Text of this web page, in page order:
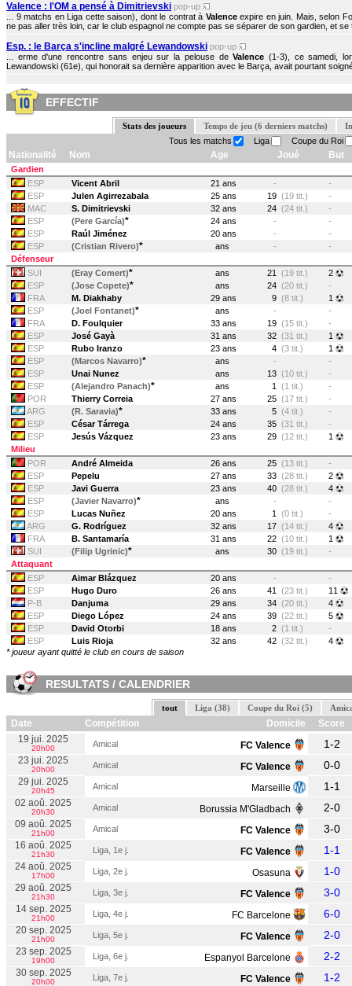
Valence : l'OM a pensé à Dimitrievski pop-up
... 9 matchs en Liga cette saison), dont le contrat à Valenceexpire en juin. Mais, selon
ne pas aller très loin, car le club espagnol ne compte pas se séparer de son gardien, et
Esp. : le Barça s'incline malgré Lewandowski pop-up
... erme d'une rencontre sans enjeu sur la pelouse deValence (1-3), ce samedi,
Lewandowski (61e), qui honorait sa dernière apparition avec le Barça, avait pourtant
EFFECTIF
Stats des joueurs Temps de jeu (6 derniers matchs)
Tous les matchs
Liga Coupe du Roi
Nationalité Nom Age Joué But
Gardien
ESP
Vicent Abril 21 ans -
-
ESP
Julen Agirrezabala 25 ans 19 (19 tit.)
-
MAC
S. Dimitrievski 32 ans 24 (24 tit.)
-
ESP
(Pere García)* 24 ans -
-
ESP
Raúl Jiménez 20 ans -
-
ESP
(Cristian Rivero)* ans -
-
Défenseur
SUI
(Eray Comert)* ans 21 (19 tit.)
2
ESP
(Jose Copete)* ans 24 (20 tit.)
-
FRA
M. Diakhaby 29 ans 9 (8 tit.)
1
ESP
(Joel Fontanet)* ans -
-
FRA
D. Foulquier 33 ans 19 (15 tit.)
-
ESP
José Gayà 31 ans 32 (31 tit.)
1
ESP
Rubo Iranzo 23 ans 4 (3 tit.)
1
ESP
(Marcos Navarro)* ans -
-
ESP
Unai Nunez ans 13 (10 tit.)
-
ESP
(Alejandro Panach)* ans 1 (1 tit.)
-
POR
Thierry Correia 27 ans 25 (17 tit.)
-
ARG
(R. Saravia)* 33 ans 5 (4 tit.)
-
ESP
César Tárrega 24 ans 35 (31 tit.)
-
ESP
Jesús Vázquez 23 ans 29 (12 tit.)
1
Milieu
POR
André Almeida 26 ans 25 (13 tit.)
-
ESP
Pepelu 27 ans 33 (28 tit.)
2
ESP
Javi Guerra 23 ans 40 (28 tit.)
4
ESP
(Javier Navarro)* ans -
-
ESP
Lucas Nuñez 20 ans 1 (0 tit.)
-
ARG
G. Rodríguez 32 ans 17 (14 tit.)
4
FRA
B. Santamaría 31 ans 22 (10 tit.)
1
SUI
(Filip Ugrinic)* ans 30 (19 tit.)
-
Attaquant
ESP
Aimar Blázquez 20 ans -
-
ESP
Hugo Duro 26 ans 41 (23 tit.)
11
P-B
Danjuma 29 ans 34 (20 tit.)
4
ESP
Diego López 24 ans 39 (22 tit.)
5
ESP
David Otorbi 18 ans 2 (1 tit.)
-
ESP
Luis Rioja 32 ans 42 (32 tit.)
4
* joueur ayant quitté le club en cours de saison
RESULTATS / CALENDRIER
tout Liga (38) Coupe du Roi (5)
Date Compétition Domicile
Score
19 jui. 2025
20h00 Amical FC Valence 1-2
23 jui. 2025
20h00 Amical FC Valence 0-0
29 jui. 2025
20h45 Amical Marseille 1-1
02 aoû. 2025
20h30 Amical Borussia M'Gladbach 2-0
09 aoû. 2025
21h00 Amical FC Valence 3-0
16 aoû. 2025
21h30 Liga, 1e j. FC Valence 1-1
24 aoû. 2025
17h00 Liga, 2e j. Osasuna 1-0
29 aoû. 2025
21h30 Liga, 3e j. FC Valence 3-0
14 sep. 2025
21h00 Liga, 4e j. FC Barcelone 6-0
20 sep. 2025
21h00 Liga, 5e j. FC Valence 2-0
23 sep. 2025
19h00 Liga, 6e j. Espanyol Barcelone 2-2
30 sep. 2025
20h00 Liga, 7e j. FC Valence 1-2